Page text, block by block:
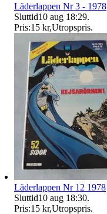
Läderlappen Nr 3 - 1978
Sluttid10 aug 18:29.
Pris:15 kr,Utropspris.
Läderlappen Nr 12 1978
Sluttid10 aug 18:30.
Pris:15 kr,Utropspris.